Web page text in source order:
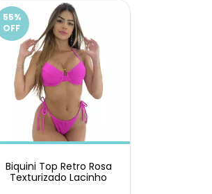
55%
OFF
Biquini Top Retro Rosa
Texturizado Lacinho